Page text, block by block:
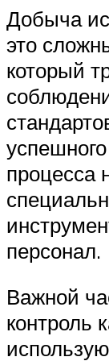
Добыча
это
который
процесса
персонал.
Важной
контроль